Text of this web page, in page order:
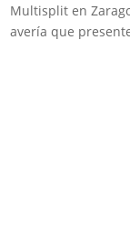
Multisplit en
avería que